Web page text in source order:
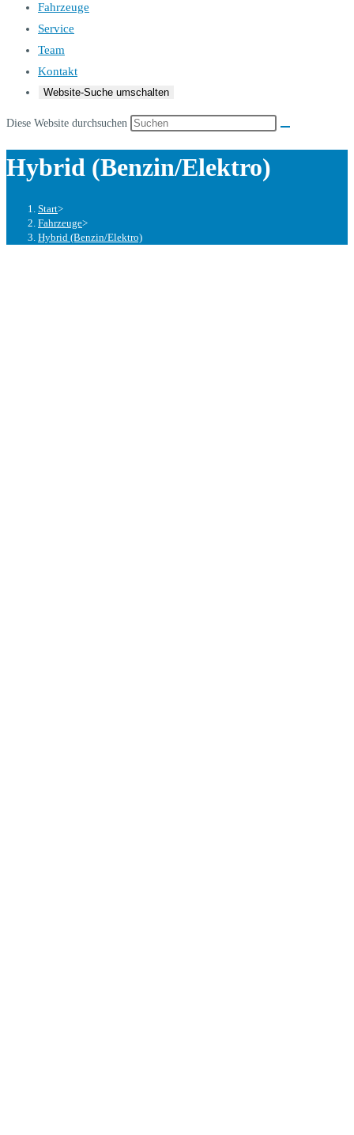
Fahrzeuge
Service
Team
Kontakt
Website-Suche umschalten
Diese Website durchsuchen
Hybrid (Benzin/Elektro)
Start>
Fahrzeuge>
Hybrid (Benzin/Elektro)